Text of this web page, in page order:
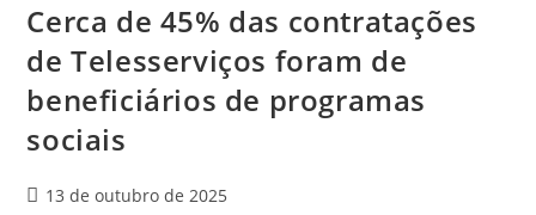
Cerca de 45% das contratações
de Telesserviços foram de
beneficiários de programas
sociais
13 de outubro de 2025